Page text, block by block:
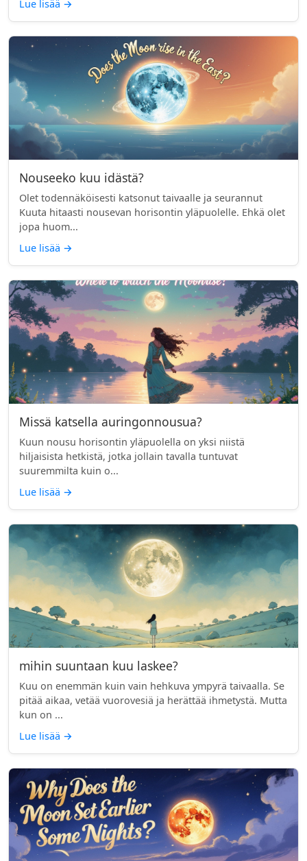
Lue lisää →
Nouseeko kuu idästä?
Olet todennäköisesti katsonut taivaalle ja seurannut
Kuuta hitaasti nousevan horisontin yläpuolelle. Ehkä olet
jopa huom...
Lue lisää →
Missä katsella auringonnousua?
Kuun nousu horisontin yläpuolella on yksi niistä
hiljaisista hetkistä, jotka jollain tavalla tuntuvat
suuremmilta kuin o...
Lue lisää →
mihin suuntaan kuu laskee?
Kuu on enemmän kuin vain hehkuva ympyrä taivaalla. Se
pitää aikaa, vetää vuorovesiä ja herättää ihmetystä. Mutta
kun on ...
Lue lisää →